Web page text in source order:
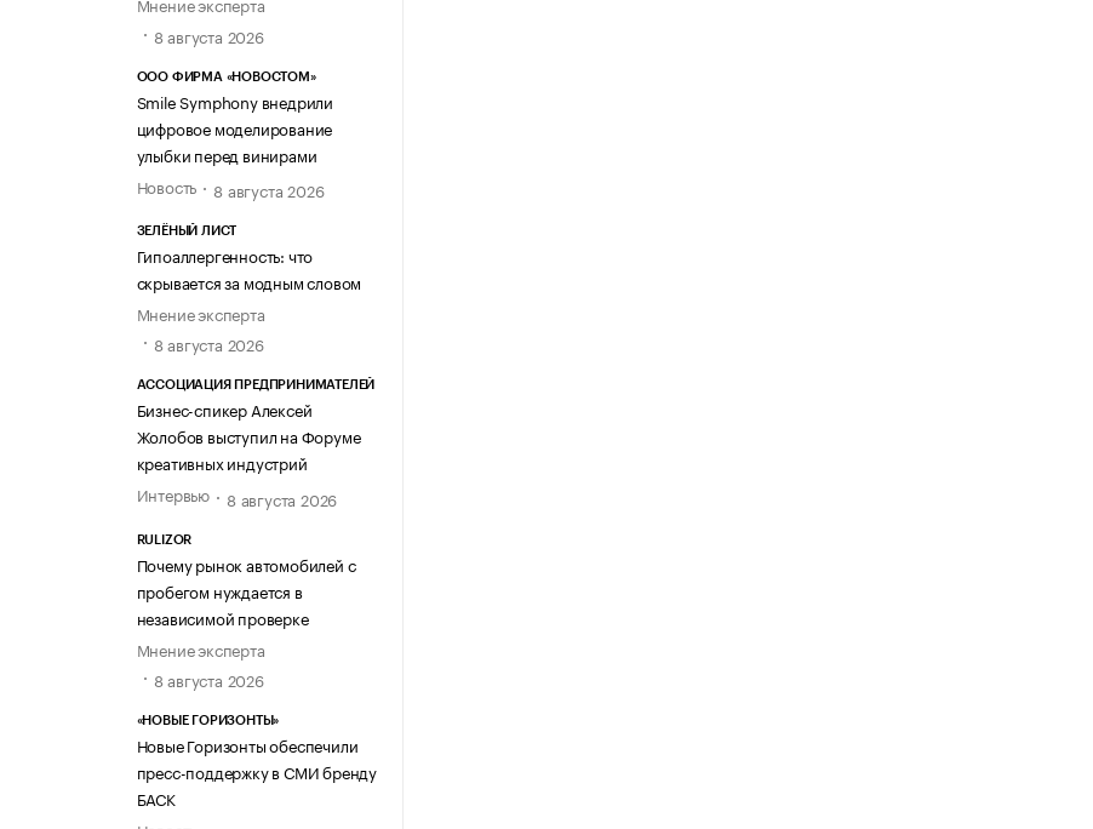
8 августа 2026
ООО ФИРМА «НОВОСТОМ»
Smile Symphony внедрили
цифровое моделирование
улыбки перед винирами
Новость
8 августа 2026
ЗЕЛЁНЫЙ ЛИСТ
Гипоаллергенность: что
скрывается за модным словом
Мнение эксперта
8 августа 2026
АССОЦИАЦИЯ ПРЕДПРИНИМАТЕЛЕЙ
Бизнес-спикер Алексей
Жолобов выступил на Форуме
креативных индустрий
Интервью
8 августа 2026
RULIZOR
Почему рынок автомобилей с
пробегом нуждается в
независимой проверке
Мнение эксперта
8 августа 2026
«НОВЫЕ ГОРИЗОНТЫ»
Новые Горизонты обеспечили
пресс-поддержку в СМИ бренду
БАСК